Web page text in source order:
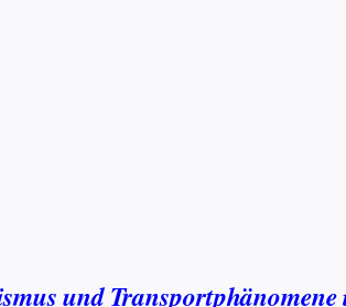
und Transportphänomene